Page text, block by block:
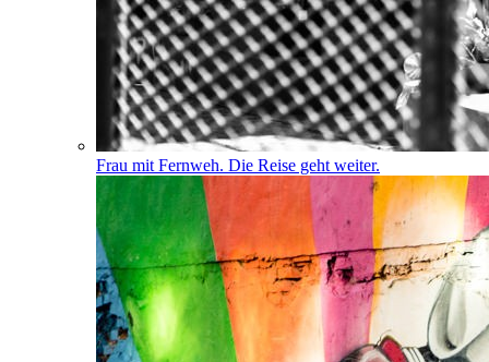
Frau mit Fernweh. Die Reise geht weiter.